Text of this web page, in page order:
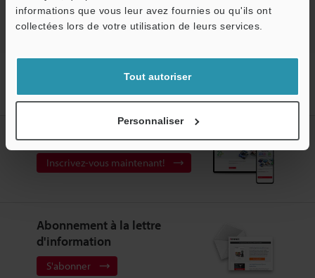
informations que vous leur avez fournies ou qu'ils ont
collectées lors de votre utilisation de leurs services.
Tout autoriser
Personnaliser
évitant les modifications de configuration à la volée, les coûts initiaux et la
cadence de lecture sont optimisés
Créez votre compte KEYENCE
Inscrivez-vous maintenant!
Abonnement à la lettre
d'information
S'abonner